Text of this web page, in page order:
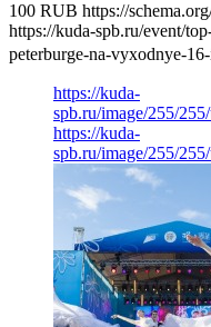
100 RUB https://
https://kuda-spb.ru/event/
peterburge-na-vyxodnye-
https://kuda-
spb.ru/image/255/
https://kuda-
spb.ru/image/255/